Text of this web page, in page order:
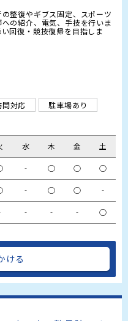
整復やギブス固定、スポーツ
の紹介、電気、手技を行いま
回復・競技復帰を目指しま
問対応
駐車場あり
水 木 金 土
‐ ○ ○ ○
‐ ○ ○ ‐
‐ ‐ ‐ ○
ける